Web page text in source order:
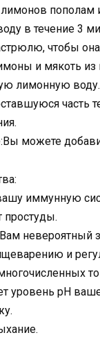
лимонов пополам
в течение 3
чтобы
и мякоть из
лимонную воду.
часть
можете
иммунную
простуды.
невероятный
и
уровень рН